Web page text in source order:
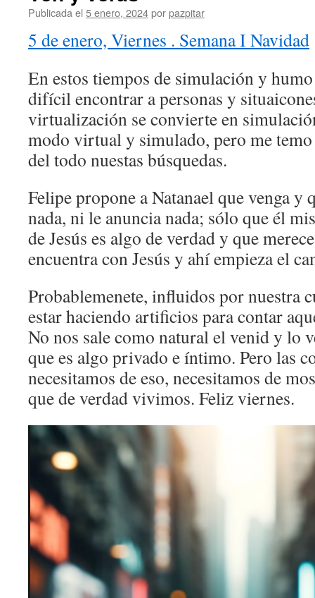
Publicada el 5 enero, 2024porpazpitar
5 de enero, Viernes . Semana I Navidad
En estos tiempos de simulación y humo
difícil encontrar a personas y
virtualización se convierte en
modo virtual y simulado, pero me temo
del todo nuestas búsquedas.
Felipe propone a Natanael que venga y
nada, ni le anuncia nada; sólo que él
de Jesús es algo de verdad y que
encuentra con Jesús y ahí empieza el
Probablemenete, influidos por nuestra
estar haciendo artificios para contar
No nos sale como natural el venid y lo
que es algo privado e íntimo. Pero las
necesitamos de eso, necesitamos de
que de verdad vivimos. Feliz viernes.